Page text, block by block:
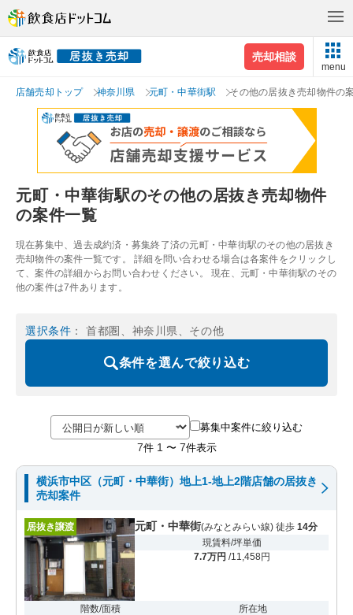
売却相談
menu
店舗売却トップ 神奈川県 元町・中華街駅 その他の居抜き売却物件の
元町・中華街駅のその他の居抜き売却物件
の案件一覧
現在募集中、過去成約済・募集終了済の元町・中華街駅のその他の居抜き
売却物件の案件一覧です。 詳細を問い合わせる場合は各案件をクリックし
て、案件の詳細からお問い合わせください。 現在、元町・中華街駅のその
他の案件は7件あります。
選択条件 ： 首都圏、神奈川県、その他
条件を選んで絞り込む
募集中案件に絞り込む
7件 1 〜 7件表示
横浜市中区（元町・中華街）地上1-地上2階店舗の居抜き
売却案件
居抜き譲渡 元町・中華街(みなとみらい線) 徒歩 14分
現賃料/坪単価
7.7万円 /11,458円
階数/面積
所在地